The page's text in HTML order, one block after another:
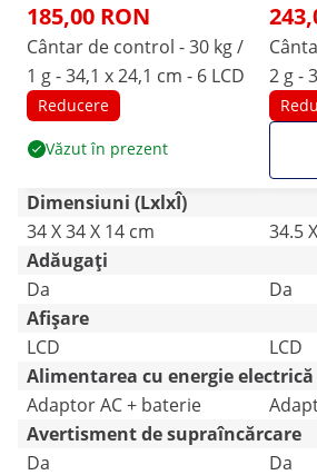
185,00 RON
Cântar de control - 30 kg /
1 g - 34,1 x 24,1 cm - 6 LCD
Reducere
Văzut în prezent
2 g -
Dimensiuni (LxlxÎ)
34 X 34 X 14 cm
34.5
Adăugați
Da
Da
Afișare
LCD
LCD
Alimentarea cu energie electrică
Adaptor AC + baterie
Avertisment de supraîncărcare
Da
Da